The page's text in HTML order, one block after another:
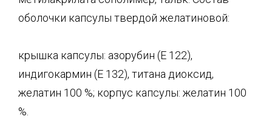
оболочки капсулы твердой желатиновой:
крышка капсулы: азорубин (Е 122),
индигокармин (Е 132), титана диоксид,
желатин 100 %; корпус капсулы: желатин 100
%.